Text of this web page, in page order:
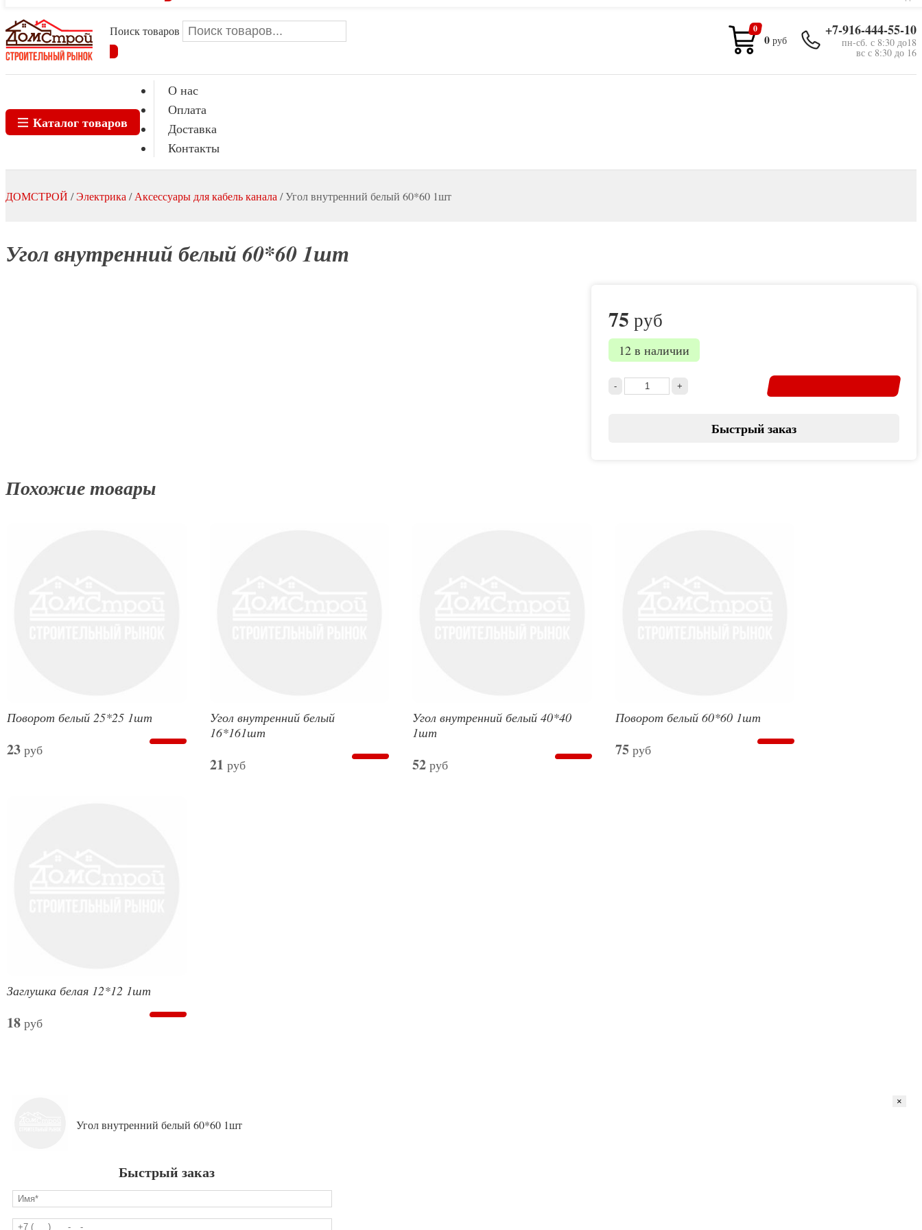
Поиск товаров 0
0 руб
+7-916-444-55-10
пн-сб. с 8:30 до18
вс с 8:30 до 16
Каталог товаров
О нас
Оплата
Доставка
Контакты
ДОМСТРОЙ /Электрика /Аксессуары для кабель канала /Угол внутренний белый 60*60 1шт
Угол внутренний белый 60*60 1шт
75 руб
12 в наличии
Быстрый заказ
Похожие товары
Поворот белый 25*25 1шт
23 руб
Угол внутренний белый
16*161шт
21 руб
Угол внутренний белый 40*40
1шт
52 руб
Поворот белый 60*60 1шт
75руб
Заглушка белая 12*12 1шт
18 руб
×
Угол внутренний белый 60*60 1шт
Быстрый заказ